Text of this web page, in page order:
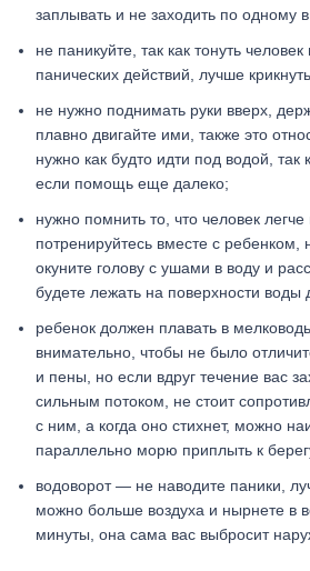
заплывать и не заходить по одному
не паникуйте, так как тонуть
панических действий, лучше
не нужно поднимать руки вверх,
плавно двигайте ими, также это
нужно как будто идти под водой, так
если помощь еще далеко;
нужно помнить то, что человек
потренируйтесь вместе с ребенком,
окуните голову с ушами в воду и
будете лежать на поверхности воды
ребенок должен плавать в
внимательно, чтобы не было
и пены, но если вдруг течение вас
сильным потоком, не стоит
с ним, а когда оно стихнет, можно
параллельно морю приплыть к
водоворот — не наводите паники,
можно больше воздуха и нырнете в
минуты, она сама вас выбросит